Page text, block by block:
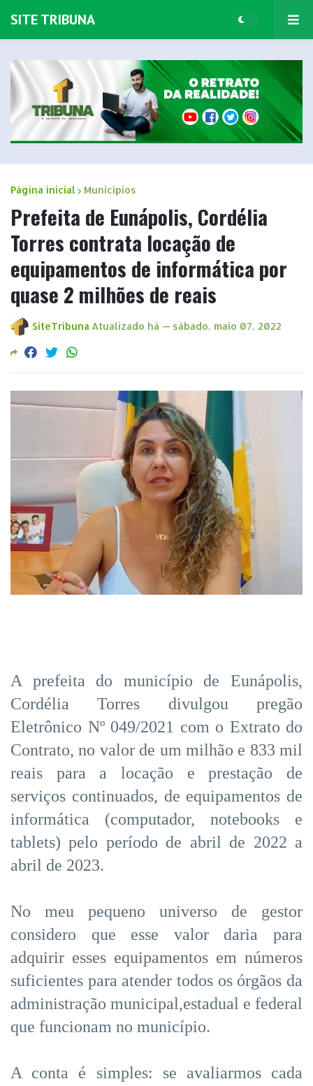
SITE TRIBUNA
Página inicial Municípios
Prefeita de Eunápolis, Cordélia
Torres contrata locação de
equipamentos de informática por
quase 2 milhões de reais
SiteTribuna Atualizado há — sábado, maio 07, 2022
A prefeita do município de Eunápolis,
Cordélia Torres divulgou pregão
Eletrônico Nº 049/2021 com o Extrato do
Contrato, no valor de um milhão e 833 mil
reais para a locação e prestação de
serviços continuados, de equipamentos de
informática (computador, notebooks e
tablets) pelo período de abril de 2022 a
abril de 2023.
No meu pequeno universo de gestor
considero que esse valor daria para
adquirir esses equipamentos em números
suficientes para atender todos os órgãos da
administração municipal,estadual e federal
que funcionam no município.
A conta é simples: se avaliarmos cada